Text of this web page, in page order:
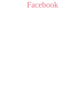
Facebook